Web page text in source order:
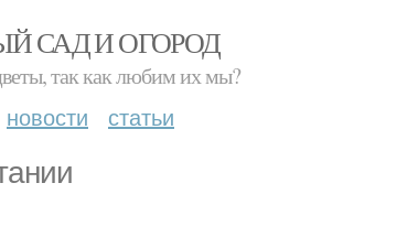
САД И ОГОРОД
так как любим их мы?
новости статьи